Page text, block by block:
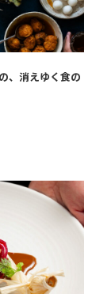
、消えゆく食の